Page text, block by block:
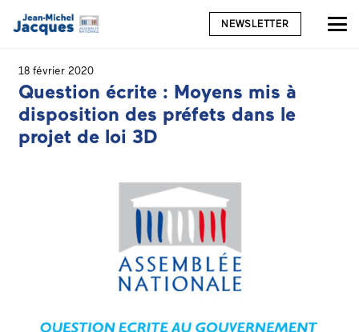
NEWSLETTER
18 février 2020
Question écrite : Moyens mis à
disposition des préfets dans le
projet de loi 3D